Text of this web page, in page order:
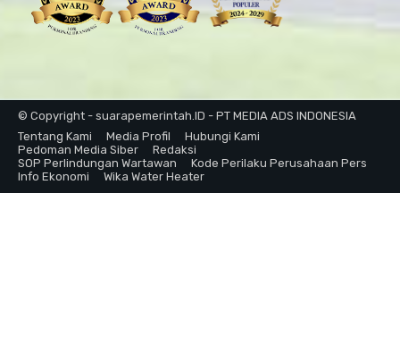
© Copyright - suarapemerintah.ID - PT MEDIA ADS INDONESIA
Tentang Kami
Media Profil
Hubungi Kami
Pedoman Media Siber
Redaksi
SOP Perlindungan Wartawan
Kode Perilaku Perusahaan Pers
Info Ekonomi
Wika Water Heater